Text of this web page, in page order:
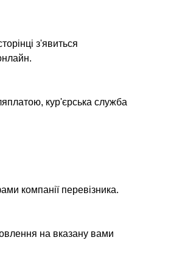
з'явиться
кур'єрська служба
компанії перевізника.
на вказану вами